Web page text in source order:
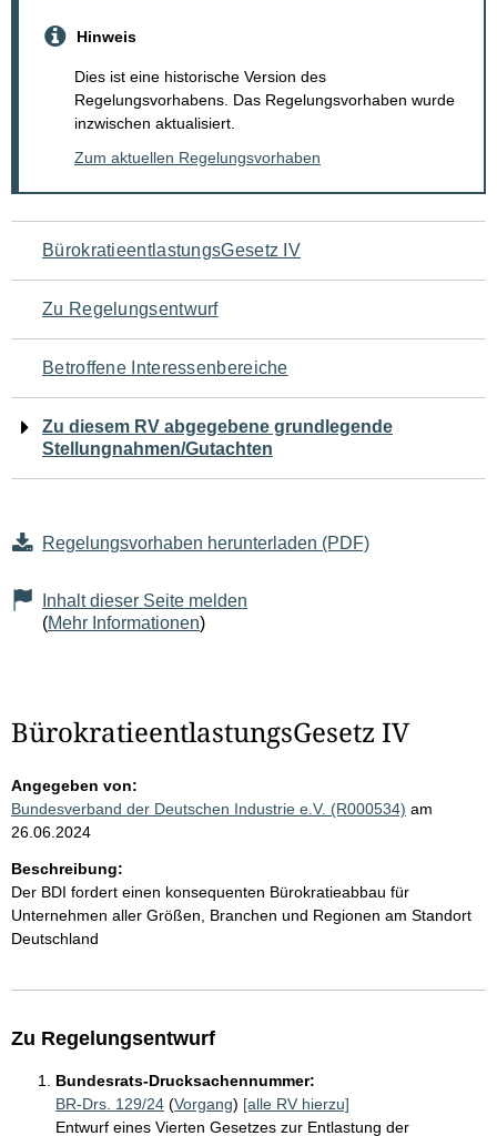
Hinweis
Dies ist eine historische Version des
Regelungsvorhabens. Das Regelungsvorhaben wurde
inzwischen aktualisiert.
Zum aktuellen Regelungsvorhaben
Navigation
für
den
Seiteninhalt
BürokratieentlastungsGesetz IV
Zu Regelungsentwurf
Betroffene Interessenbereiche
Zu diesem RV abgegebene grundlegende
Stellungnahmen/Gutachten
Regelungsvorhaben herunterladen (PDF)
Inhalt dieser Seite melden
(Mehr Informationen)
BürokratieentlastungsGesetz IV
Angegeben von:
Bundesverband der Deutschen Industrie e.V. (R000534) am
26.06.2024
Beschreibung:
Der BDI fordert einen konsequenten Bürokratieabbau für
Unternehmen aller Größen, Branchen und Regionen am Standort
Deutschland
Zu Regelungsentwurf
Bundesrats-Drucksachennummer:
BR-Drs. 129/24 (Vorgang) [alle RV hierzu]
Entwurf eines Vierten Gesetzes zur Entlastung der